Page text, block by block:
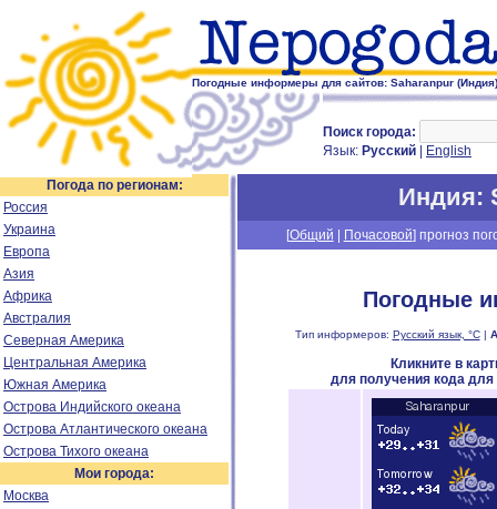
Погодные информеры для сайтов: Saharanpur (Индия)
Поиск города:
Язык: Русский English
Погода по регионам:
Россия
Украина
Европа
Азия
Африка
Австралия
Северная Америка
Центральная Америка
Южная Америка
Острова Индийского океана
Острова Атлантического океана
Острова Тихого океана
Мои города:
Москва
Индия:
[Общий Почасовой] прогноз
Погодные
Тип информеров: Русский язык, °C|
Кликните в
для получения кода